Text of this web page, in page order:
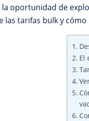
oportunidad de
las tarifas bulk y
El